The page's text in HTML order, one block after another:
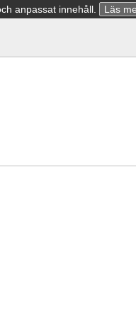
anpassat innehåll. Läs